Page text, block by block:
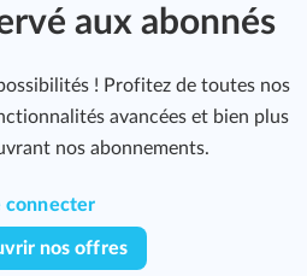
aux abonnés
! Profitez de toutes nos
avancées et bien plus
nos abonnements.
connecter
nos offres